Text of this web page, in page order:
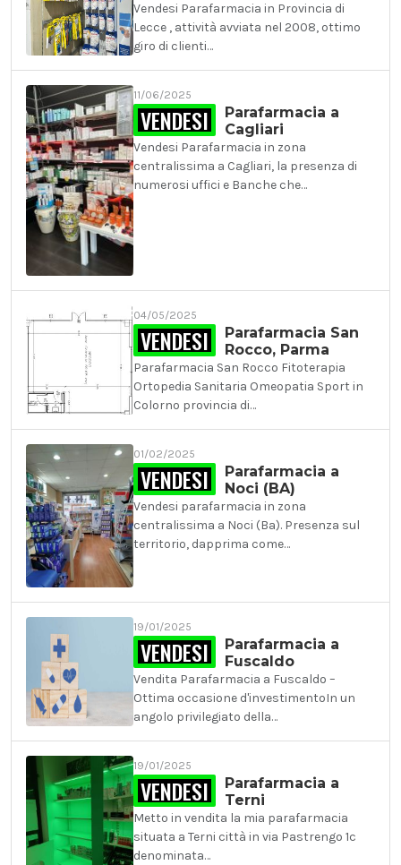
Vendesi Parafarmacia in Provincia di
Lecce , attività avviata nel 2008, ottimo
giro di clienti…
11/06/2025
VENDESI
Parafarmacia a
Cagliari
Vendesi Parafarmacia in zona
centralissima a Cagliari, la presenza di
numerosi uffici e Banche che…
04/05/2025
VENDESI
Parafarmacia San
Rocco, Parma
Parafarmacia San Rocco Fitoterapia
Ortopedia Sanitaria Omeopatia Sport in
Colorno provincia di…
01/02/2025
VENDESI
Parafarmacia a
Noci (BA)
Vendesi parafarmacia in zona
centralissima a Noci (Ba). Presenza sul
territorio, dapprima come…
19/01/2025
VENDESI
Parafarmacia a
Fuscaldo
Vendita Parafarmacia a Fuscaldo –
Ottima occasione d'investimentoIn un
angolo privilegiato della…
19/01/2025
VENDESI
Parafarmacia a
Terni
Metto in vendita la mia parafarmacia
situata a Terni città in via Pastrengo 1c
denominata…